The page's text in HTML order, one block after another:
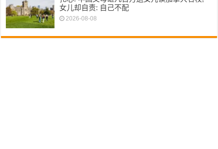
女儿却自责: 自己不配
2026-08-08